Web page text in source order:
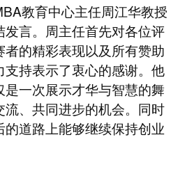
教育中心主任周江华教授
言。周主任首先对各位评
的精彩表现以及所有赞助
持表示了衷心的感谢。他
一次展示才华与智慧的舞
、共同进步的机会。同时
道路上能够继续保持创业